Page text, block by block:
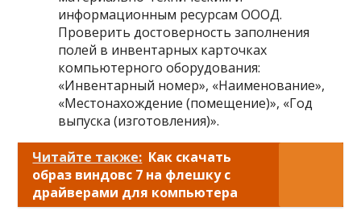
информационным ресурсам ОООД.
Проверить достоверность заполнения
полей в инвентарных карточках
компьютерного оборудования:
«Инвентарный номер», «Наименование»,
«Местонахождение (помещение)», «Год
выпуска (изготовления)».
Читайте также: Как скачать
образ виндовс 7 на флешку с
драйверами для компьютера